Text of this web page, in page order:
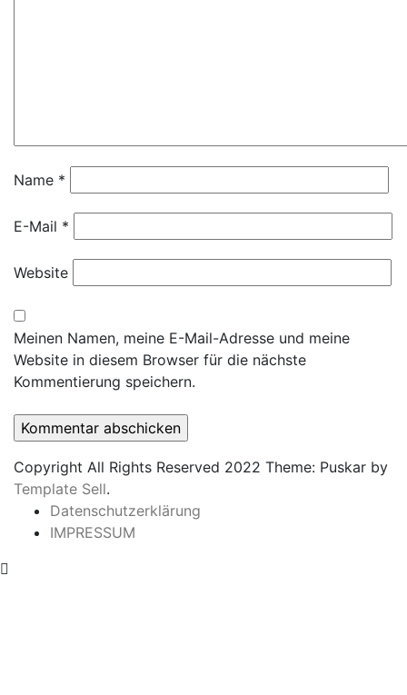
Name *
E-Mail *
Website
Meinen Namen, meine E-Mail-Adresse und meine
Website in diesem Browser für die nächste
Kommentierung speichern.
Copyright All Rights Reserved 2022 Theme: Puskar by
Template Sell.
Datenschutzerklärung
IMPRESSUM